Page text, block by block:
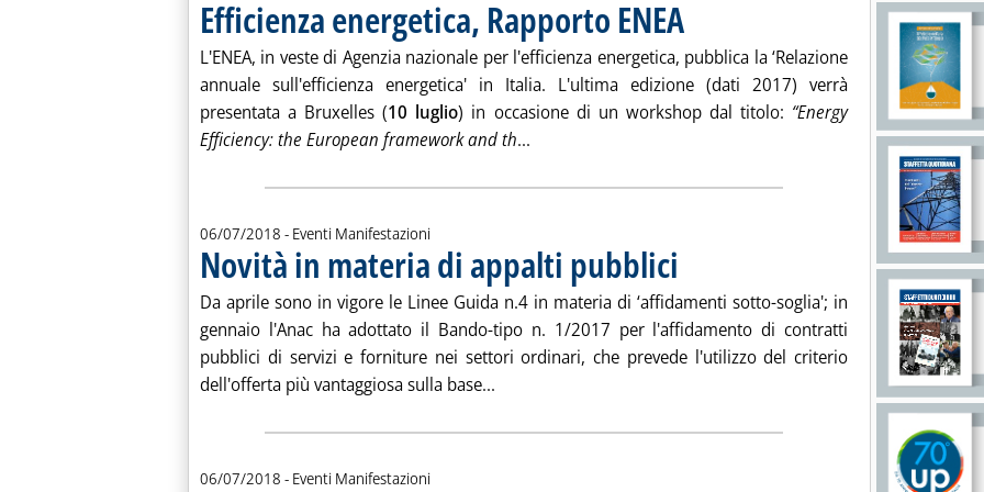
Efficienza energetica, Rapporto ENEA . Pubblicata venerdì 06 luglio 2018 alle 9.33.
L'ENEA, in veste di Agenzia nazionale per l'efficienza energetica, pubblica la ‘Relazione
annuale sull'efficienza energetica' in Italia. L'ultima edizione (dati 2017) verrà
presentata a Bruxelles (10 luglio) in occasione di un workshop dal titolo: “Energy
Efficiency: the European framework and th... Leggi tutta la notizia: 'Efficienza energetica, Rapporto
06/07/2018 - Eventi Manifestazioni
Novità in materia di appalti pubblici . Pubblicata venerdì 06 luglio 2018 alle 9.33.
Da aprile sono in vigore le Linee Guida n.4 in materia di ‘affidamenti sotto-soglia'; in
gennaio l'Anac ha adottato il Bando-tipo n. 1/2017 per l'affidamento di contratti
pubblici di servizi e forniture nei settori ordinari, che prevede l'utilizzo del criterio
dell'offerta più vantaggiosa sulla base... Leggi tutta la notizia: 'Novità in materia di appalti pubblici'
06/07/2018 - Eventi Manifestazioni